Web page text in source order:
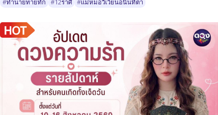
#ทำนายทายทัก #12ราศี #แม่หมอวิเวียนอนินทิตา